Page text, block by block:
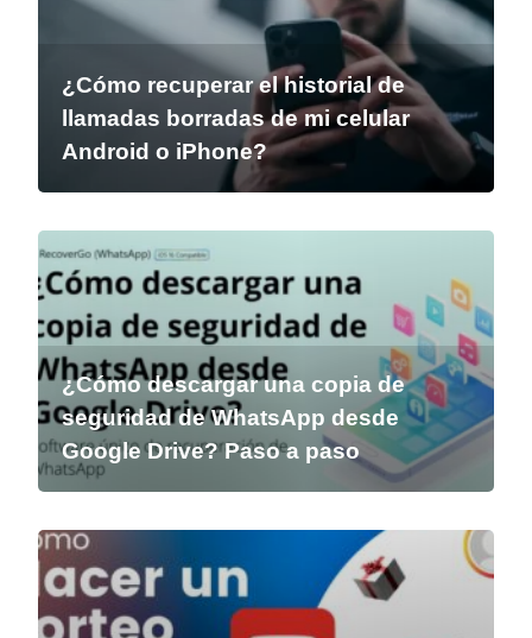
¿Cómo recuperar el historial de
llamadas borradas de mi celular
Android o iPhone?
¿Cómo descargar una copia de
seguridad de WhatsApp desde
Google Drive? Paso a paso